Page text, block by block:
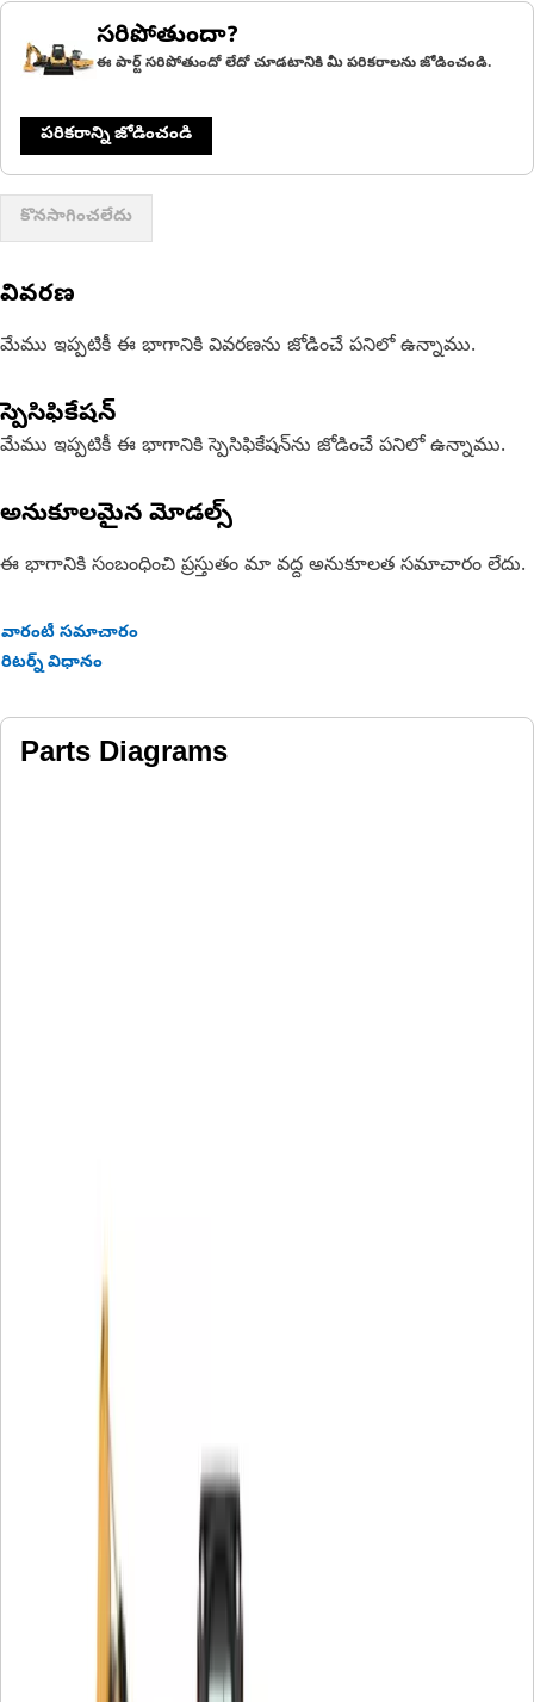
సరిపోతుందా?
ఈ పార్ట్ సరిపోతుందో లేదో చూడటానికి మీ పరికరాలను జోడించండి.
పరికరాన్ని జోడించండి
కొనసాగించలేదు
వివరణ
మేము ఇప్పటికీ ఈ భాగానికి వివరణను జోడించే పనిలో ఉన్నాము.
స్పెసిఫికేషన్
మేము ఇప్పటికీ ఈ భాగానికి స్పెసిఫికేషన్‌ను జోడించే పనిలో ఉన్నాము.
అనుకూలమైన మోడల్స్
ఈ భాగానికి సంబంధించి ప్రస్తుతం మా వద్ద అనుకూలత సమాచారం లేదు.
వారంటీ సమాచారం
రిటర్న్ విధానం
Parts Diagrams